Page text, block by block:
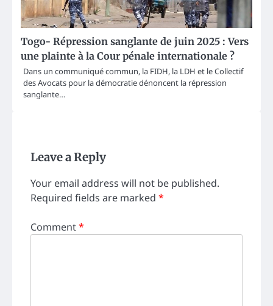
Togo- Répression sanglante de juin 2025 : Vers
une plainte à la Cour pénale internationale ?
Dans un communiqué commun, la FIDH, la LDH et le Collectif
des Avocats pour la démocratie dénoncent la répression
sanglante…
Leave a Reply
Your email address will not be published.
Required fields are marked *
Comment*